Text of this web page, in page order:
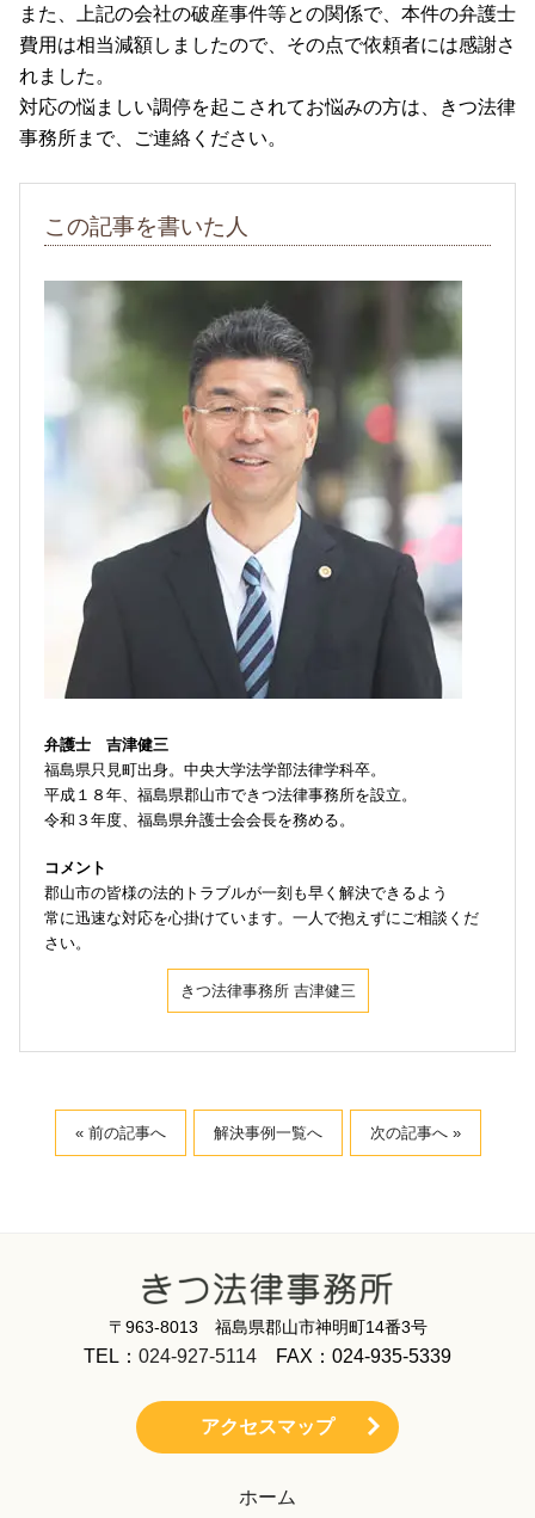
また、上記の会社の破産事件等との関係で、本件の弁護士
費用は相当減額しましたので、その点で依頼者には感謝さ
れました。
対応の悩ましい調停を起こされてお悩みの方は、きつ法律
事務所まで、ご連絡ください。
この記事を書いた人
弁護士 吉津健三
福島県只見町出身。中央大学法学部法律学科卒。
平成１８年、福島県郡山市できつ法律事務所を設立。
令和３年度、福島県弁護士会会長を務める。
コメント
郡山市の皆様の法的トラブルが一刻も早く解決できるよう
常に迅速な対応を心掛けています。一人で抱えずにご相談くだ
さい。
きつ法律事務所 吉津健三
« 前の記事へ 解決事例一覧へ 次の記事へ »
〒963-8013 福島県郡山市神明町14番3号
TEL： 024-927-5114 FAX：024-935-5339
アクセスマップ
ホーム